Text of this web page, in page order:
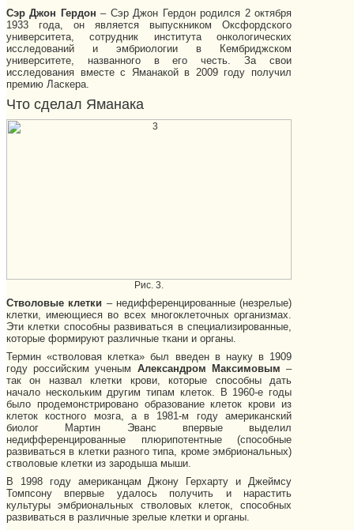
Сэр Джон Гердон – Сэр Джон Гердон родился 2 октября
1933 года, он является выпускником Оксфордского
университета, сотрудник института онкологических
исследований и эмбриологии в Кембриджском
университете, названного в его честь. За свои
исследования вместе с Яманакой в 2009 году получил
премию Ласкера.
Что сделал Яманака
Рис. 3.
Стволовые клетки – недифференцированные (незрелые)
клетки, имеющиеся во всех многоклеточных организмах.
Эти клетки способны развиваться в специализированные,
которые формируют различные ткани и органы.
Термин «стволовая клетка» был введен в науку в 1909
году российским ученым Александром Максимовым –
так он назвал клетки крови, которые способны дать
начало нескольким другим типам клеток. В 1960-е годы
было продемонстрировано образование клеток крови из
клеток костного мозга, а в 1981-м году американский
биолог Мартин Эванс впервые выделил
недифференцированные плюрипотентные (способные
развиваться в клетки разного типа, кроме эмбриональных)
стволовые клетки из зародыша мыши.
В 1998 году американцам Джону Герхарту и Джеймсу
Томпсону впервые удалось получить и нарастить
культуры эмбриональных стволовых клеток, способных
развиваться в различные зрелые клетки и органы.